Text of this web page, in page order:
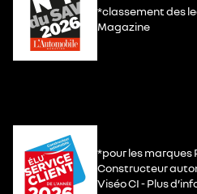
*classement des
Magazine
*pour les marques
Constructeur
Viséo CI - Plus